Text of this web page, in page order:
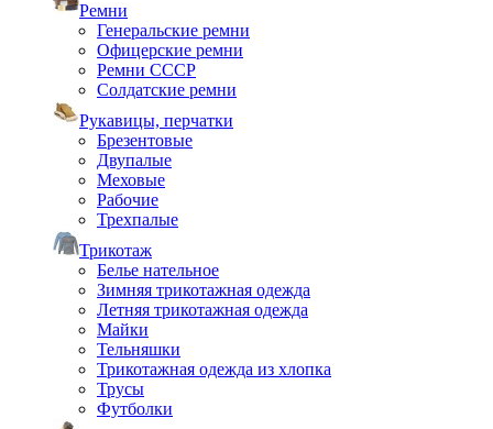
Ремни
Генеральские ремни
Офицерские ремни
Ремни СССР
Солдатские ремни
Рукавицы, перчатки
Брезентовые
Двупалые
Меховые
Рабочие
Трехпалые
Трикотаж
Белье нательное
Зимняя трикотажная одежда
Летняя трикотажная одежда
Майки
Тельняшки
Трикотажная одежда из хлопка
Трусы
Футболки